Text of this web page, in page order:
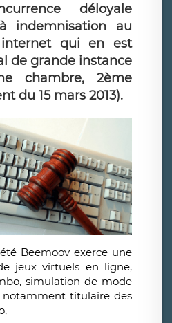
déloyale
indemnisation au
qui en est
de grande instance
chambre, 2ème
du 15 mars 2013).
Beemoov exerce une
jeux virtuels en ligne,
simulation de mode
titulaire des